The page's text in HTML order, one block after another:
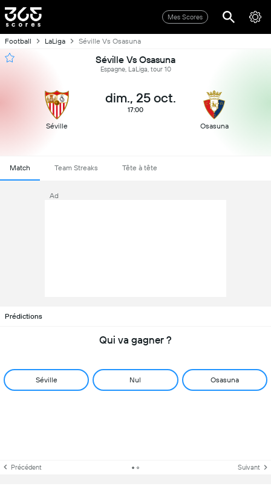
Mes Scores
Football LaLiga Séville Vs Osasuna
Séville Vs Osasuna
Espagne, LaLiga, tour 10
Séville
dim., 25 oct.
17:00
Osasuna
Match Team Streaks Tête à tête
Ad
Prédictions
Qui va gagner ?
Séville Nul Osasuna
Précédent Suivant